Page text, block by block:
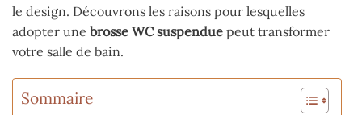
le design. Découvrons les raisons pour lesquelles
adopter une brosse WC suspendue peut transformer
votre salle de bain.
Sommaire